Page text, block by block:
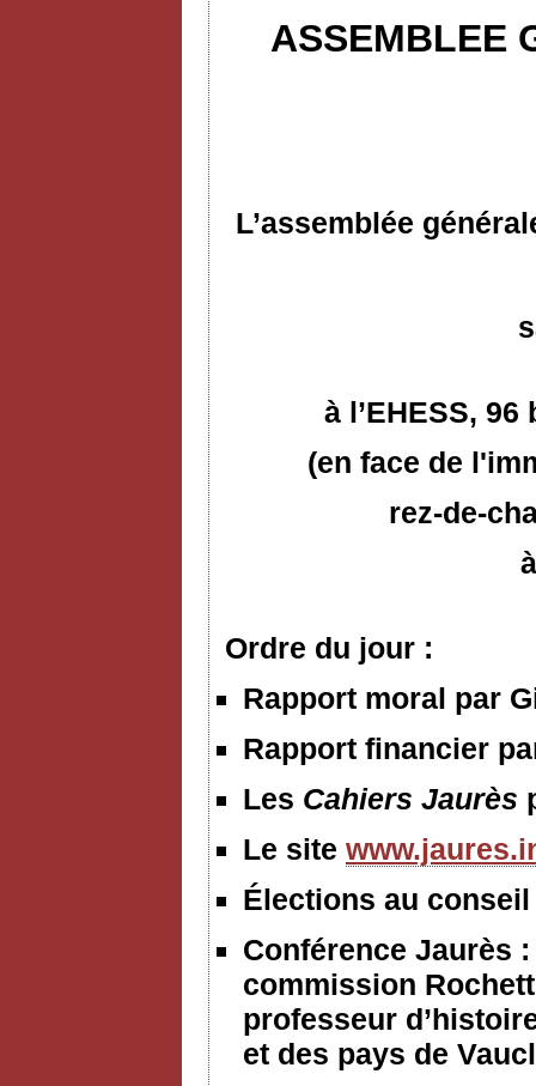
ASSEMBLEE
L’assemblée
à l’EHESS, 96
(en face de
rez-de-
Ordre du jour :
Rapport moral par
Rapport financier
Les Cahiers Jaurès
Le site
Élections au
Conférence Jaurès :
commission
professeur
et des pays de